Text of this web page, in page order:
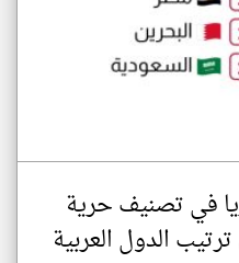
في تصنيف حرية
الدول العربية